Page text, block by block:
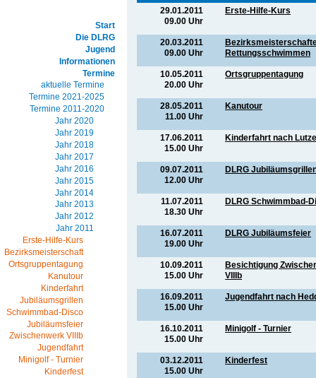
Start
Die DLRG
Jugend
Informationen
Termine
aktuelle Termine
Termine 2021-2025
Termine 2011-2020
Jahr 2020
Jahr 2019
Jahr 2018
Jahr 2017
Jahr 2016
Jahr 2015
Jahr 2014
Jahr 2013
Jahr 2012
Jahr 2011
Erste-Hilfe-Kurs
Bezirksmeisterschaft
Ortsgruppentagung
Kanutour
Kinderfahrt
Jubiläumsgrillen
Schwimmbad-Disco
Jubiläumsfeier
Zwischenwerk VIIIb
Jugendfahrt
Minigolf - Turnier
Kinderfest
29.01.2011
09.00 Uhr
Erste-Hilfe-Kurs
20.03.2011
09.00 Uhr
Rettungsschwimmen
10.05.2011
20.00 Uhr
Ortsgruppentagung
28.05.2011
11.00 Uhr
Kanutour
17.06.2011
15.00 Uhr
Kinderfahrt nach
09.07.2011
12.00 Uhr
DLRG
11.07.2011
18.30 Uhr
DLRG Schwimmbad-
16.07.2011
19.00 Uhr
DLRG Jubiläumsfeier
10.09.2011
15.00 Uhr
Besichtigung
VIIIb
16.09.2011
15.00 Uhr
Jugendfahrt nach
16.10.2011
15.00 Uhr
Minigolf - Turnier
03.12.2011
15.00 Uhr
Kinderfest